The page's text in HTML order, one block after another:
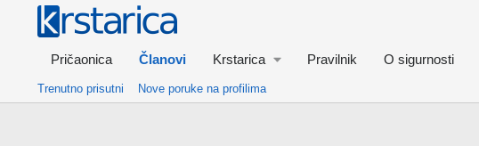
Pričaonica Članovi Krstarica Pravilnik O sigurnosti
Trenutno prisutni Nove poruke na profilima